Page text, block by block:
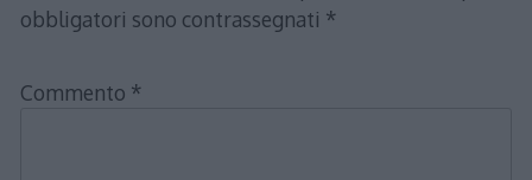
obbligatori sono contrassegnati *
Commento *